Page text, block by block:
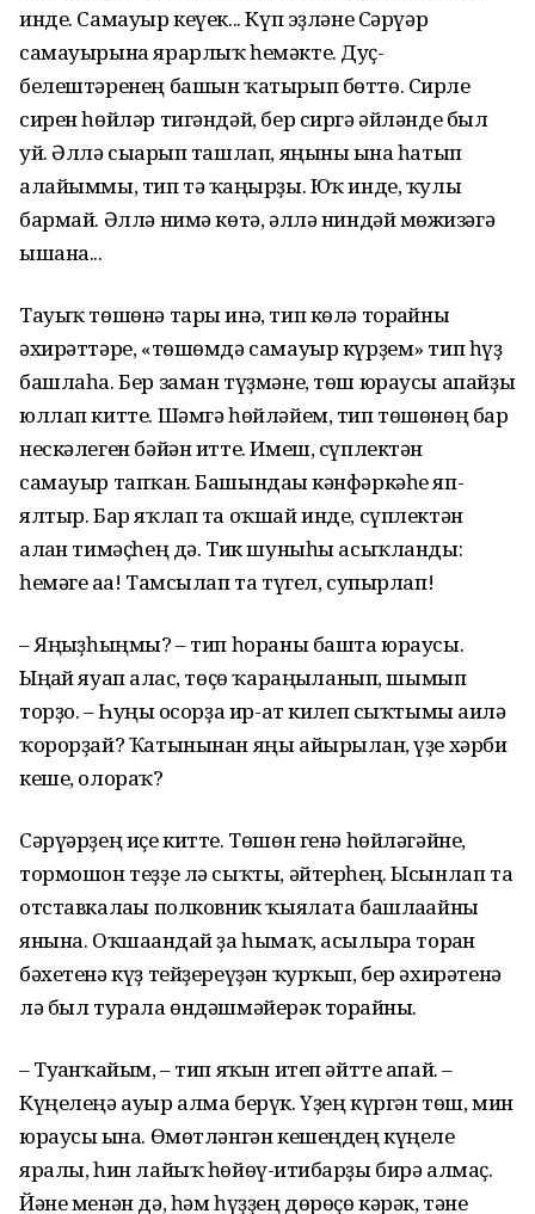
инде. Самауыр кеүек... Күп эҙләне Сәрүәр
самауырына ярарлыҡ һемәкте. Дуҫ-
белештәренең башын ҡатырып бөттө. Сирле
сирен һөйләр тигәндәй, бер сиргә әйләнде был
уй. Әллә сығарып ташлап, яңыны ғына һатып
алайыммы, тип тә ҡаңғырҙы. Юҡ инде, ҡулы
бармай. Әллә нимә көтә, әллә ниндәй мөғжизәгә
ышана...
Тауыҡ төшөнә тары инә, тип көлә торғайны
әхирәттәре, «төшөмдә самауыр күрҙем» тип һүҙ
башлаһа. Бер заман түҙмәне, төш юраусы апайҙы
юллап китте. Шәмгә һөйләйем, тип төшөнөң бар
нескәлеген бәйән итте. Имеш, сүплектән
самауыр тапҡан. Башындағы кәнфәркәһе яп-
ялтыр. Бар яҡлап та оҡшай инде, сүплектән
алған тимәҫһең дә. Тик шуныһы асыҡланды:
һемәге аға! Тамсылап та түгел, супырлап!
– Яңғыҙһыңмы? – тип һораны башта юраусы.
Ыңғай яуап алғас, төҫө ҡараңғыланып, шымып
торҙо. – Һуңғы осорҙа ир-ат килеп сыҡтымы ғаилә
ҡорорҙай? Ҡатынынан яңы айырыл­ған, үҙе хәрби
кеше, олораҡ?
Сәрүәрҙең иҫе китте. Төшөн генә һөйләгәйне,
тормошон теҙҙе лә сыҡ­ты, әйтерһең. Ысынлап та
отставка­лағы полковник ҡыялата башлағайны
янына. Оҡшағандай ҙа һымаҡ, асы­лырға торған
бәхетенә күҙ тейҙереү­ҙән ҡурҡып, бер әхирәтенә
лә был турала өндәшмәйерәк торғайны.
– Туғанҡайым, – тип яҡын итеп әйтте апай. –
Күңелеңә ауыр алма берүк. Үҙең күргән төш, мин
юраусы ғына. Өмөтләнгән кешеңдең күңеле
яралы, һин лайыҡ һөйөү-иғтибарҙы бирә алмаҫ.
Йәне менән дә, һәм һүҙҙең дөрөҫө кәрәк, тәне